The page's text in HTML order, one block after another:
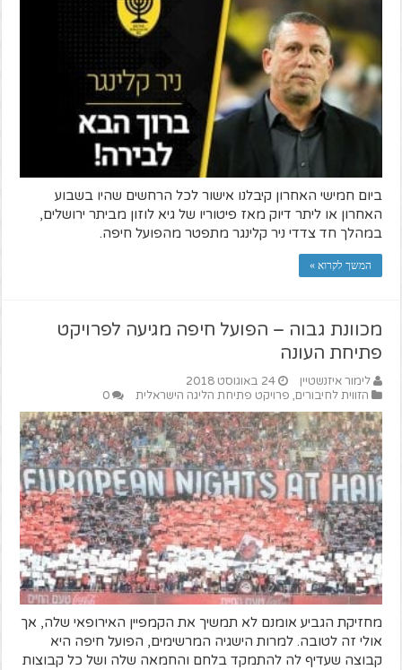
ביום חמישי האחרון קיבלנו אישור לכל הרחשים שהיו בשבוע
האחרון או ליתר דיוק מאז פיטוריו של גיא לוזון מביתר ירושלים,
במהלך חד צדדי ניר קלינגר מתפטר מהפועל חיפה.
המשך לקרוא »
מכוונת גבוה – הפועל חיפה מגיעה לפרויקט
פתיחת העונה
לימור איזנשטיין
24 באוגוסט 2018
הזווית לחיבורים, פרויקט פתיחת הליגה הישראלית 0
מחזיקת הגביע אומנם לא תמשיך את הקמפיין האירופאי שלה, אך
אולי זה לטובה. למרות הישגיה המרשימים, הפועל חיפה היא
קבוצה שעדיף לה להתמקד בלחם והחמאה שלה ושל כל קבוצות